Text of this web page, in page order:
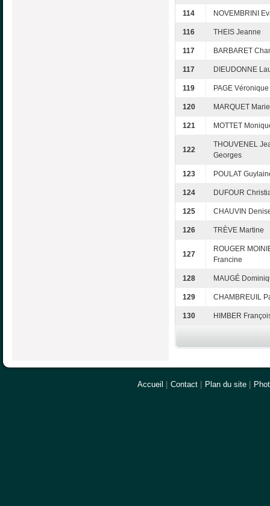
114 NOVEMBRINI
116 THEIS Jeanne
117 BARBARET
117 DIEUDONNE
119 PAGE Véronique
120 MARQUET
121 MOTTET
122
THOUVENEL
Georges
123 POULAT
124 DUFOUR
125 CHAUVIN
126 TRÈVE Martine
127
ROUGER
Francine
128 MAUGÉ
129 CHAMBREUIL
130 HIMBER
Accueil Contact Plan du site